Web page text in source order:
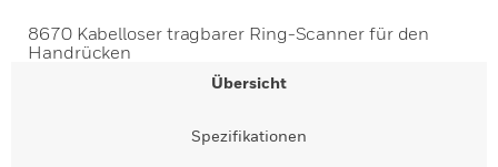
8670 Kabelloser tragbarer Ring-Scanner für den
Handrücken
Übersicht
Spezifikationen